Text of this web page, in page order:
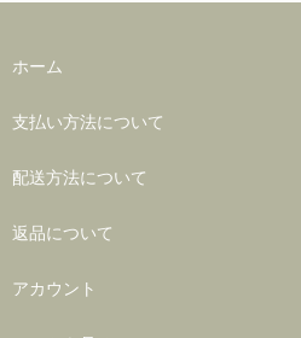
ホーム
支払い方法について
配送方法について
返品について
アカウント